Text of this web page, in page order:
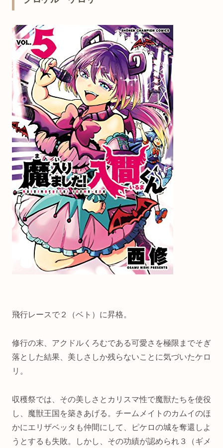
飛行レースで２（ベト）に昇格。
修行の末、アクドルくろむである可愛さを極限までそぎ
落とした結果、美しさしか残らないことに気づいたケロ
リ。
収穫祭では、その美しさとカリスマ性で魔獣たちを使役
し、魔獣王国を築きあげる。チームメイトのカムイのほ
かにエリザベッタも仲間にして、ピケロの城を奪還しよ
うとするも失敗。しかし、その功績が認められ３（ギメ